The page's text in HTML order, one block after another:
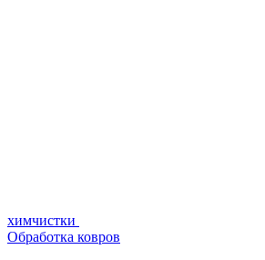
химчистки
Обработка ковров